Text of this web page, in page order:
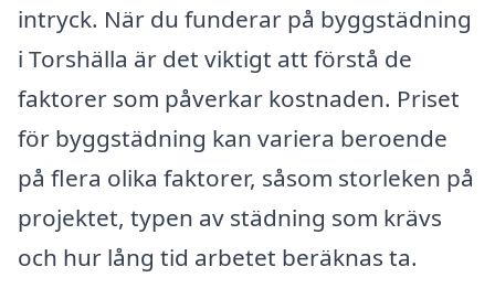
intryck. När du funderar på byggstädning
i Torshälla är det viktigt att förstå de
faktorer som påverkar kostnaden. Priset
för byggstädning kan variera beroende
på flera olika faktorer, såsom storleken på
projektet, typen av städning som krävs
och hur lång tid arbetet beräknas ta.